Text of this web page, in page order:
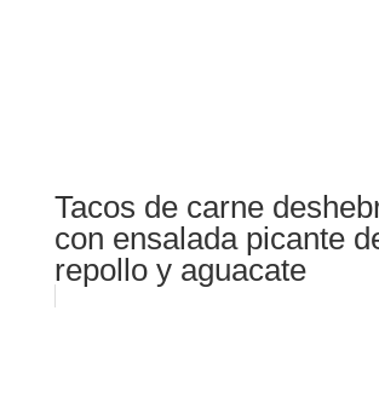
Tacos de carne
con ensalada picante
repollo y aguacate